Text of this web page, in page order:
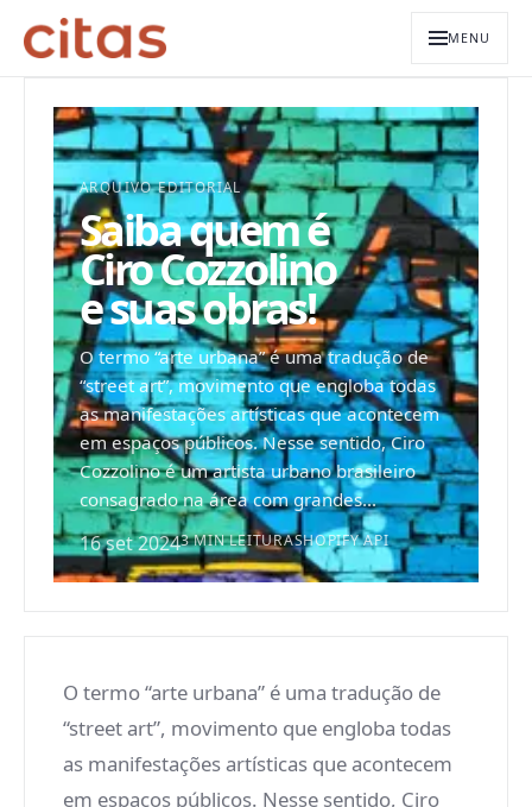
MENU
ARQUIVO EDITORIAL
Saiba quem é
Ciro Cozzolino
e suas obras!
O termo “arte urbana” é uma tradução de
“street art”, movimento que engloba todas
as manifestações artísticas que acontecem
em espaços públicos. Nesse sentido, Ciro
Cozzolino é um artista urbano brasileiro
consagrado na área com grandes...
16 set 20243 MIN LEITURASHOPIFY API
O termo “arte urbana” é uma tradução de
“street art”, movimento que engloba todas
as manifestações artísticas que acontecem
em espaços públicos. Nesse sentido, Ciro